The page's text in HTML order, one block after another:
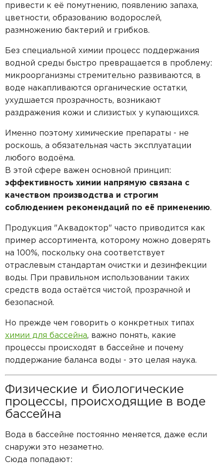
Станция очистки БиоДека
Водоочистка в загородном доме
привести к её помутнению, появлению запаха,
цветности, образованию водорослей,
размножению бактерий и грибков.
Без специальной химии процесс поддержания
водной среды быстро превращается в проблему:
микроорганизмы стремительно развиваются, в
воде накапливаются органические остатки,
ухудшается прозрачность, возникают
раздражения кожи и слизистых у купающихся.
Именно поэтому химические препараты - не
роскошь, а обязательная часть эксплуатации
любого водоёма.
В этой сфере важен основной принцип:
эффективность химии напрямую связана с
качеством производства и строгим
соблюдением рекомендаций по её применению.
Продукция "Аквадоктор" часто приводится как
пример ассортимента, которому можно доверять
на 100%, поскольку она соответствует
отраслевым стандартам очистки и дезинфекции
воды. При правильном использовании таких
средств вода остаётся чистой, прозрачной и
безопасной.
Но прежде чем говорить о конкретных типах
химии для бассейна, важно понять, какие
процессы происходят в бассейне и почему
поддержание баланса воды - это целая наука.
Физические и биологические
процессы, происходящие в воде
бассейна
Вода в бассейне постоянно меняется, даже если
снаружи это незаметно.
Сюда попадают: